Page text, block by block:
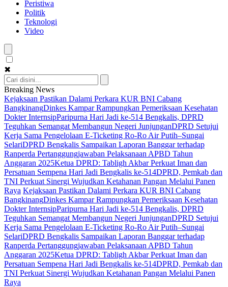
Peristiwa
Politik
Teknologi
Video
✖
Breaking News
Kejaksaan Pastikan Dalami Perkara KUR BNI Cabang
BangkinangDinkes Kampar Rampungkan Pemeriksaan Kesehatan
Dokter InternsipParipurna Hari Jadi ke-514 Bengkalis, DPRD
Teguhkan Semangat Membangun Negeri JunjunganDPRD Setujui
Kerja Sama Pengelolaan E-Ticketing Ro-Ro Air Putih–Sungai
SelariDPRD Bengkalis Sampaikan Laporan Banggar terhadap
Ranperda Pertanggungjawaban Pelaksanaan APBD Tahun
Anggaran 2025Ketua DPRD: Tabligh Akbar Perkuat Iman dan
Persatuan Sempena Hari Jadi Bengkalis ke-514DPRD, Pemkab dan
TNI Perkuat Sinergi Wujudkan Ketahanan Pangan Melalui Panen
Raya Kejaksaan Pastikan Dalami Perkara KUR BNI Cabang
BangkinangDinkes Kampar Rampungkan Pemeriksaan Kesehatan
Dokter InternsipParipurna Hari Jadi ke-514 Bengkalis, DPRD
Teguhkan Semangat Membangun Negeri JunjunganDPRD Setujui
Kerja Sama Pengelolaan E-Ticketing Ro-Ro Air Putih–Sungai
SelariDPRD Bengkalis Sampaikan Laporan Banggar terhadap
Ranperda Pertanggungjawaban Pelaksanaan APBD Tahun
Anggaran 2025Ketua DPRD: Tabligh Akbar Perkuat Iman dan
Persatuan Sempena Hari Jadi Bengkalis ke-514DPRD, Pemkab dan
TNI Perkuat Sinergi Wujudkan Ketahanan Pangan Melalui Panen
Raya